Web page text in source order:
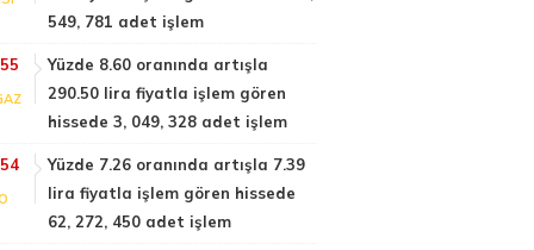
549, 781 adet işlem
Yüzde 8.60 oranında artışla
290.50 lira fiyatla işlem gören
hissede 3, 049, 328 adet işlem
Yüzde 7.26 oranında artışla 7.39
lira fiyatla işlem gören hissede
62, 272, 450 adet işlem